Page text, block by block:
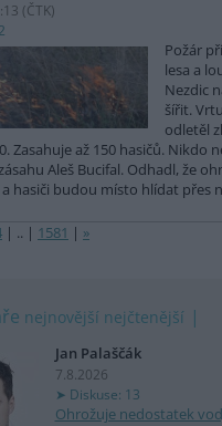
(ČTK)
Požár
lesa a
Nezdic
šířit.
odletěl
Zasahuje až 150 hasičů. Nikdo
Aleš Bucifal. Odhadl, že
hasiči budou místo hlídat přes
| .. | 1581 | »
nejnovější nejčtenější
Jan Palaščák
7.8.2026
Diskuse: 13
Ohrožuje nedostatek